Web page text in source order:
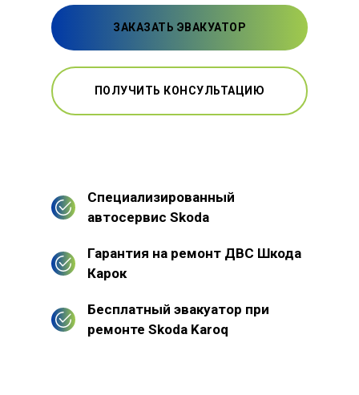
ЗАКАЗАТЬ ЭВАКУАТОР
ПОЛУЧИТЬ КОНСУЛЬТАЦИЮ
Специализированный
автосервис Skoda
Гарантия на ремонт ДВС Шкода
Карок
Бесплатный эвакуатор при
ремонте Skoda Karoq